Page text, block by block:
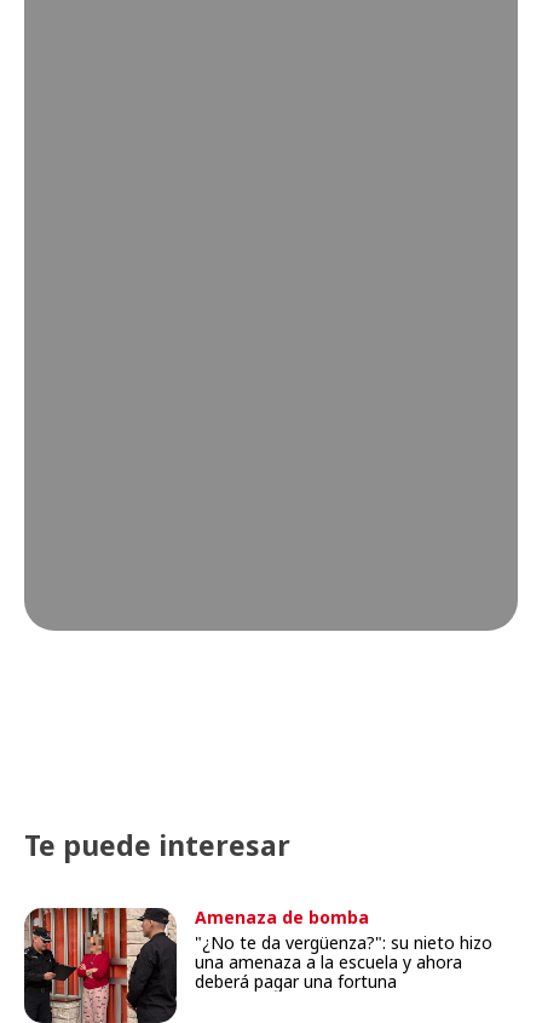
Te puede interesar
Amenaza de bomba
"¿No te da vergüenza?": su nieto hizo
una amenaza a la escuela y ahora
deberá pagar una fortuna